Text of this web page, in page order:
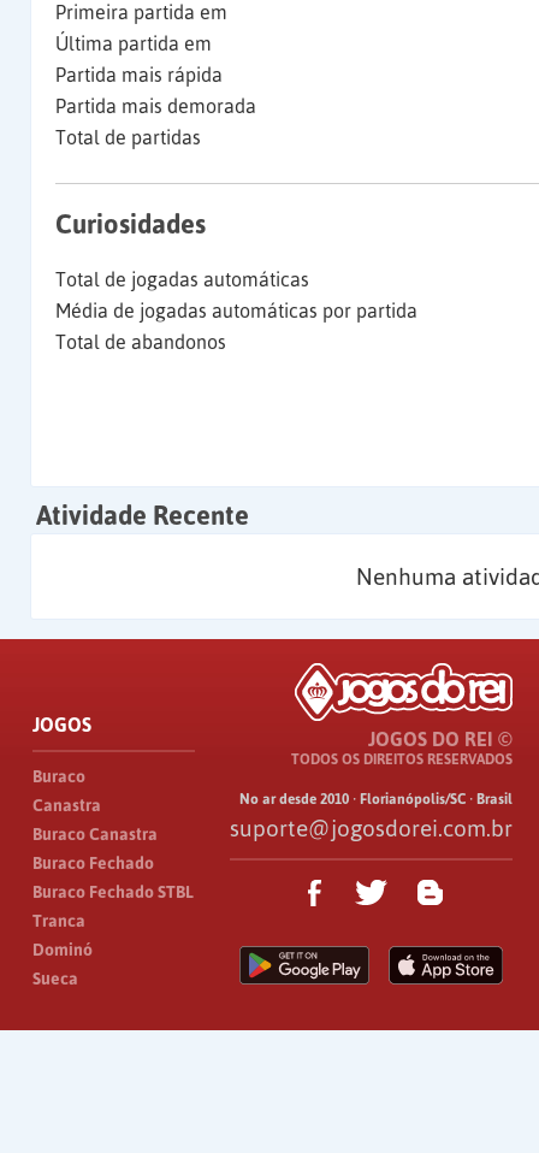
Primeira partida em
Última partida em
Partida mais rápida
Partida mais demorada
Total de partidas
Curiosidades
Total de jogadas automáticas
Média de jogadas automáticas por partida
Total de abandonos
Atividade Recente
Nenhuma
JOGOS
Buraco
Canastra
Buraco Canastra
Buraco Fechado
Buraco Fechado STBL
Tranca
Dominó
Sueca
JOGOS DO REI ©
TODOS OS DIREITOS RESERVADOS
No ar desde 2010 · Florianópolis/SC · Brasil
suporte@jogosdorei.com.br